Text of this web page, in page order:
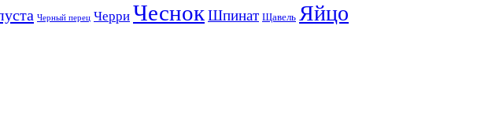
Черный перец Черри ЧеснокШпинат Щавель Яйцо